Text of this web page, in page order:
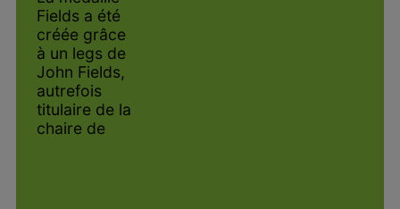
Fields a été
créée grâce
à un legs de
John Fields,
autrefois
titulaire de la
chaire de